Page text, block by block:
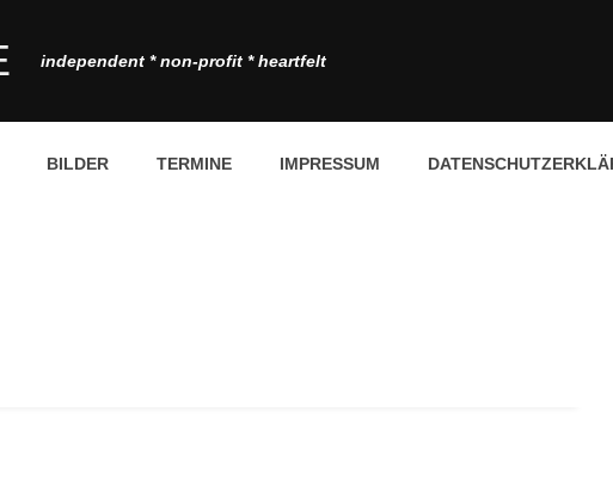
independent * non-profit * heartfelt
BILDER TERMINE IMPRESSUM